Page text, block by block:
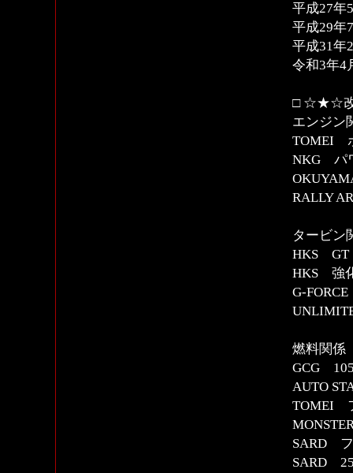
平成27
平成29
平成31
令和3
□ ☆★☆
エンジン
TOMEI
NKG パ
RALLY
タービン
HKS
HKS 強
G-
燃料関係
GCG
AUTO
TOMEI
SARD フ
SARD